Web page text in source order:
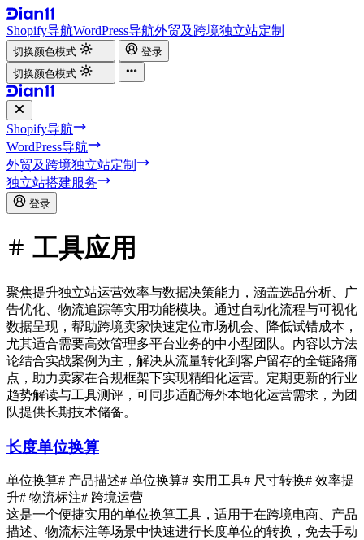
Shopify导航WordPress导航外贸及跨境独立站定制
切换颜色模式
登录
切换颜色模式
Shopify导航
WordPress导航
外贸及跨境独立站定制
独立站搭建服务
登录
工具应用
聚焦提升独立站运营效率与数据决策能力，涵盖选品分析、广
告优化、物流追踪等实用功能模块。通过自动化流程与可视化
数据呈现，帮助跨境卖家快速定位市场机会、降低试错成本，
尤其适合需要高效管理多平台业务的中小型团队。内容以方法
论结合实战案例为主，解决从流量转化到客户留存的全链路痛
点，助力卖家在合规框架下实现精细化运营。定期更新的行业
趋势解读与工具测评，可同步适配海外本地化运营需求，为团
队提供长期技术储备。
长度单位换算
单位换算# 产品描述# 单位换算# 实用工具# 尺寸转换# 效率提
升# 物流标注# 跨境运营
这是一个便捷实用的单位换算工具，适用于在跨境电商、产品
描述、物流标注等场景中快速进行长度单位的转换，免去手动